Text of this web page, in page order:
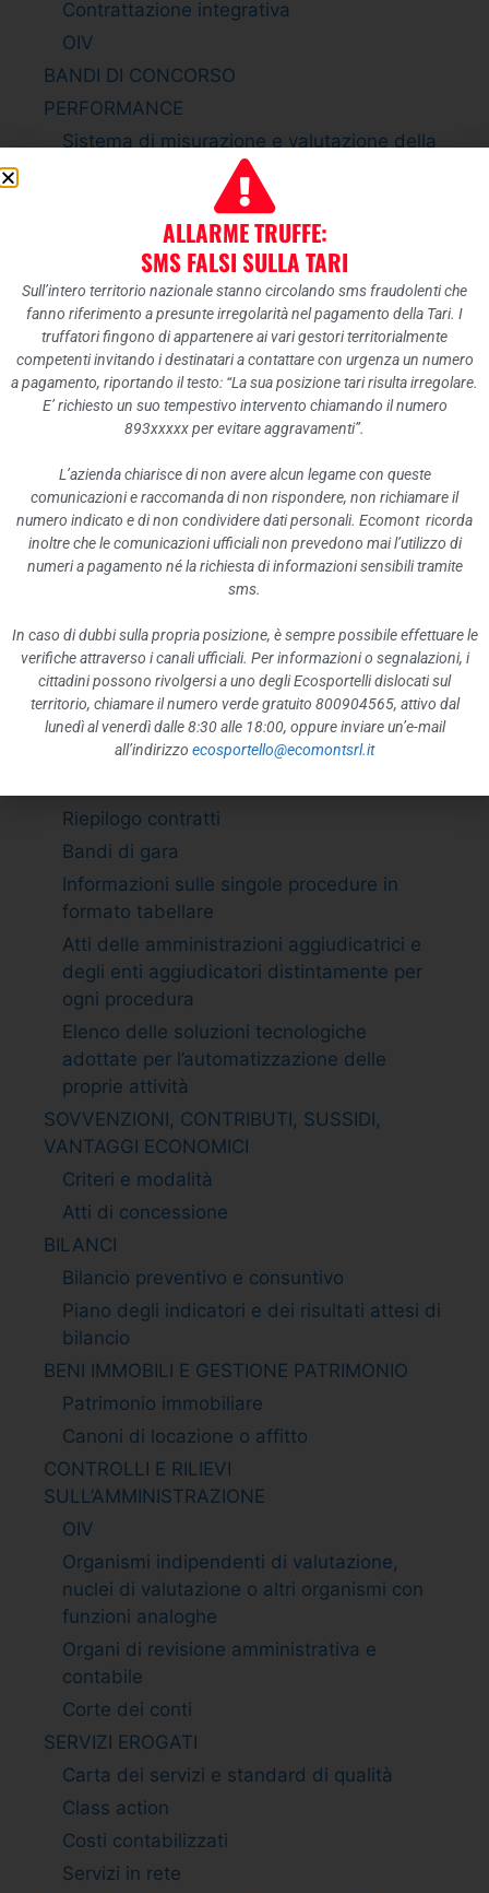
Contrattazione integrativa
OIV
BANDI DI CONCORSO
PERFORMANCE
Sistema di misurazione e valutazione della
Piano della Performance
Relazione sulla Performance
Ammontare complessivo dei premi
Dati relativi ai premi
ENTI CONTROLLATI
Enti pubblici vigilati
Società partecipate
Enti di diritto privato controllati
Rappresentazione grafica
ATTIVITÀ E PROCEDIMENTI
Tipologie di procedimento
Dichiarazioni sostitutive e acquisizione
Provvedimenti organi indirizzo politico
Provvedimenti dirigenti amministrativi
CONTROLLI SULLE IMPRESE
BANDI DI GARA E CONTRATTI
Riepilogo contratti
Bandi di gara
Informazioni sulle singole procedure in
formato tabellare
Atti delle amministrazioni aggiudicatrici e
degli enti aggiudicatori distintamente per
ogni procedura
Elenco delle soluzioni tecnologiche
adottate per l’automatizzazione delle
proprie attività
SOVVENZIONI, CONTRIBUTI, SUSSIDI,
VANTAGGI ECONOMICI
Criteri e modalità
Atti di concessione
BILANCI
Bilancio preventivo e consuntivo
Piano degli indicatori e dei risultati attesi di
bilancio
BENI IMMOBILI E GESTIONE PATRIMONIO
Patrimonio immobiliare
Canoni di locazione o affitto
CONTROLLI E RILIEVI
SULL’AMMINISTRAZIONE
OIV
Organismi indipendenti di valutazione,
nuclei di valutazione o altri organismi con
funzioni analoghe
Organi di revisione amministrativa e
contabile
Corte dei conti
SERVIZI EROGATI
Carta dei servizi e standard di qualità
Class action
Costi contabilizzati
Servizi in rete
ALLARME TRUFFE:
SMS FALSI SULLA TARI
Sull’intero territorio nazionale stanno circolando sms fraudolenti che
fanno riferimento a presunte irregolarità nel pagamento della Tari. I
truffatori fingono di appartenere ai vari gestori territorialmente
competenti invitando i destinatari a contattare con urgenza un numero
a pagamento, riportando il testo: “La sua posizione tari risulta irregolare.
E’ richiesto un suo tempestivo intervento chiamando il numero
893xxxxx per evitare aggravamenti”.
L’azienda chiarisce di non avere alcun legame con queste
comunicazioni e raccomanda di non rispondere, non richiamare il
numero indicato e di non condividere dati personali. Ecomont ricorda
inoltre che le comunicazioni ufficiali non prevedono mai l’utilizzo di
numeri a pagamento né la richiesta di informazioni sensibili tramite
sms.
In caso di dubbi sulla propria posizione, è sempre possibile effettuare le
verifiche attraverso i canali ufficiali. Per informazioni o segnalazioni, i
cittadini possono rivolgersi a uno degli Ecosportelli dislocati sul
territorio, chiamare il numero verde gratuito 800904565, attivo dal
lunedì al venerdì dalle 8:30 alle 18:00, oppure inviare un’e-mail
all’indirizzo ecosportello@ecomontsrl.it